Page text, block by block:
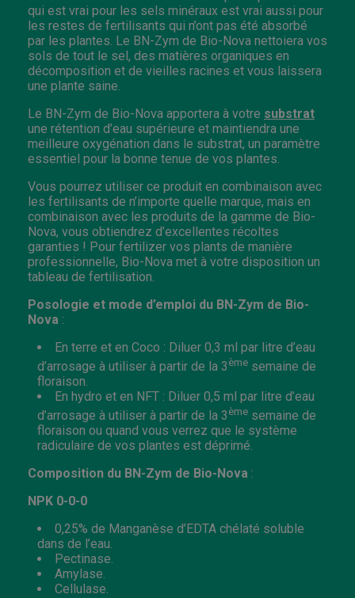
qui est vrai pour les sels minéraux est vrai aussi pour
les restes de fertilisants qui n’ont pas été absorbé
par les plantes. Le BN-Zym de Bio-Nova nettoiera vos
sols de tout le sel, des matières organiques en
décomposition et de vieilles racines et vous laissera
une plante saine.
Le BN-Zym de Bio-Nova apportera à votre substrat
une rétention d’eau supérieure et maintiendra une
meilleure oxygénation dans le substrat, un paramètre
essentiel pour la bonne tenue de vos plantes.
Vous pourrez utiliser ce produit en combinaison avec
les fertilisants de n’importe quelle marque, mais en
combinaison avec les produits de la gamme de Bio-
Nova, vous obtiendrez d’excellentes récoltes
garanties ! Pour fertilizer vos plants de manière
professionnelle, Bio-Nova met à votre disposition un
tableau de fertilisation.
Posologie et mode d’emploi du BN-Zym de Bio-
Nova :
En terre et en Coco : Diluer 0,3 ml par litre d’eau
d’arrosage à utiliser à partir de la 3 ème semaine de
floraison.
En hydro et en NFT : Diluer 0,5 ml par litre d’eau
d’arrosage à utiliser à partir de la 3 ème semaine de
floraison ou quand vous verrez que le système
radiculaire de vos plantes est déprimé.
Composition du BN-Zym de Bio-Nova :
NPK 0-0-0
0,25% de Manganèse d’EDTA chélaté soluble
dans de l’eau.
Pectinase.
Amylase.
Cellulase.